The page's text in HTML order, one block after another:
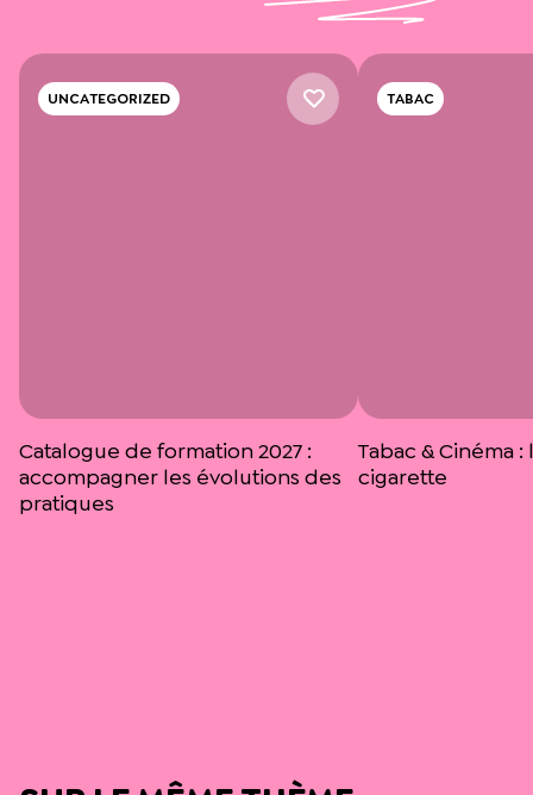
UNCATEGORIZED
Catalogue de formation 2027 :
accompagner les évolutions des
pratiques
TABAC
Tabac & Cinéma
cigarette